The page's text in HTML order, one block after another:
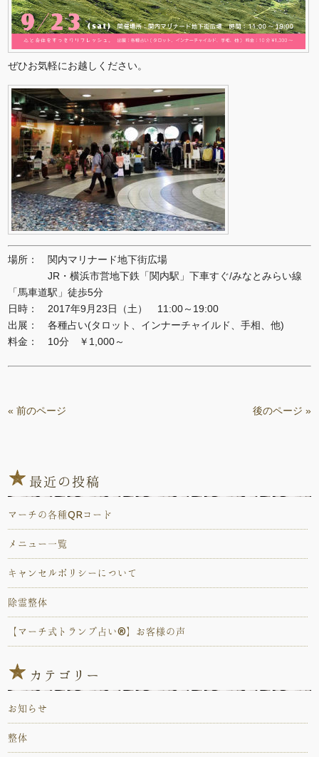
ぜひお気軽にお越しください。
場所： 関内マリナード地下街広場
JR・横浜市営地下鉄「関内駅」下車すぐ/みなとみらい線
「馬車道駅」徒歩5分
日時： 2017年9月23日（土） 11:00～19:00
出展： 各種占い(タロット、インナーチャイルド、手相、他)
料金： 10分 ￥1,000～
« 前のページ 後のページ »
最近の投稿
マーチの各種QRコード
メニュー一覧
キャンセルポリシーについて
除霊整体
【マーチ式トランプ占い®️】お客様の声
カテゴリー
お知らせ
整体